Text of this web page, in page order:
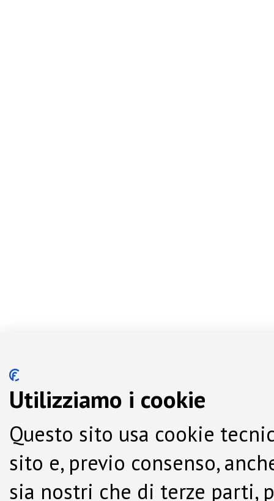
Utilizziamo i cookie
Questo sito usa cookie
sito e, previo consenso,
sia nostri che di terze parti,